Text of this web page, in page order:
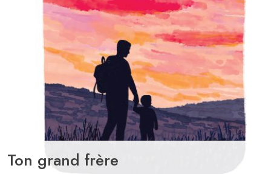
Ton grand frère